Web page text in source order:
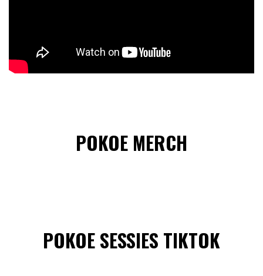
POKOE MERCH
POKOE SESSIES TIKTOK